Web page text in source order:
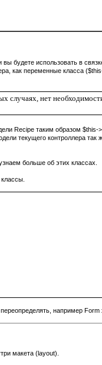
будете использовать в
как переменные класса
Recipe таким образом $this-
текущего контроллера так
больше об этих классах.
например Form
макета (layout).